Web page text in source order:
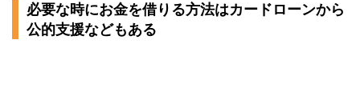
必要な時にお金を借りる方法はカードローンから
公的支援などもある